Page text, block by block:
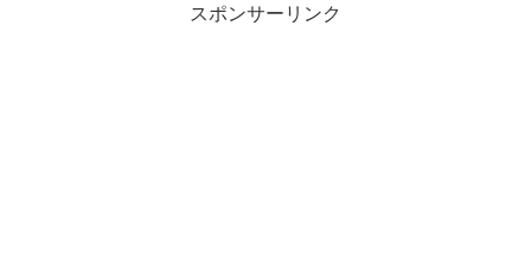
スポンサーリンク